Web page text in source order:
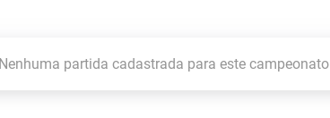
Nenhuma partida cadastrada para este campeonato